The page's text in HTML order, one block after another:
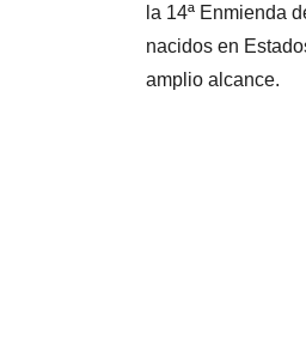
la 14ª Enmienda
nacidos en
amplio alcance.